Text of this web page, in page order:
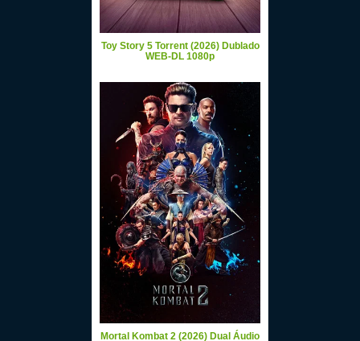
Toy Story 5 Torrent (2026) Dublado
WEB-DL 1080p
Mortal Kombat 2 (2026) Dual Áudio